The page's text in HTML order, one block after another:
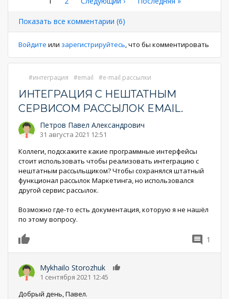
страниц
Показать все комментарии (6)
Войдите или зарегистрируйтесь , что бы комментировать
интеграция email e-mail рассылки
ИНТЕГРАЦИЯ С НЕШТАТНЫМ
СЕРВИСОМ РАССЫЛОК EMAIL.
Петров Павел Александрович
31 августа 2021 12:51
Коллеги, подскажите какие программные интерфейсы
стоит использовать чтобы реализовать интеграцию с
нештатным рассыльщиком? Чтобы сохранялся штатный
функционал рассылок Маркетинга, но использовался
другой сервис рассылок.
Возможно где-то есть документация, которую я не нашёл
по этому вопросу.
1
Mykhailo Storozhuk
1 сентября 2021 12:45
Добрый день, Павел.